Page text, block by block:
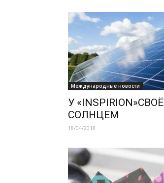
Международные новости
У
СОЛНЦЕМ
18/04/2018